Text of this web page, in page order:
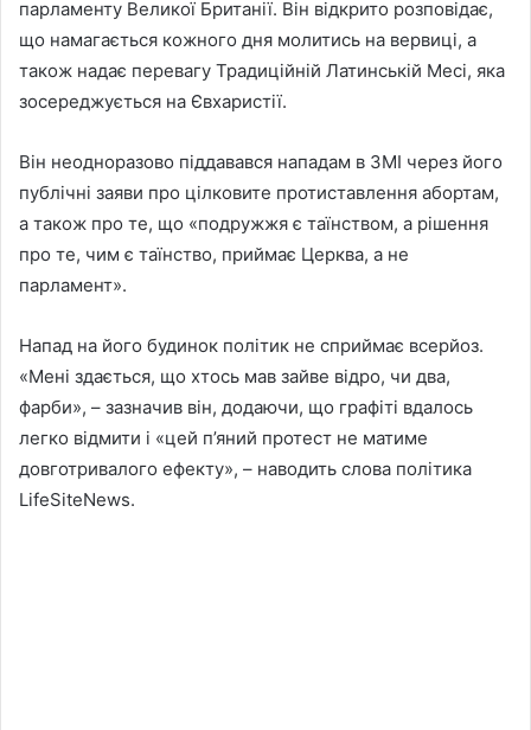
парламенту Великої Британії. Він відкрито розповідає,
що намагається кожного дня молитись на вервиці, а
також надає перевагу Традиційній Латинській Месі, яка
зосереджується на Євхаристії.
Він неодноразово піддавався нападам в ЗМІ через його
публічні заяви про цілковите протиставлення абортам,
а також про те, що «подружжя є таїнством, а рішення
про те, чим є таїнство, приймає Церква, а не
парламент».
Напад на його будинок політик не сприймає всерйоз.
«Мені здається, що хтось мав зайве відро, чи два,
фарби», – зазначив він, додаючи, що графіті вдалось
легко відмити і «цей п’яний протест не матиме
довготривалого ефекту», – наводить слова політика
LifeSiteNews.